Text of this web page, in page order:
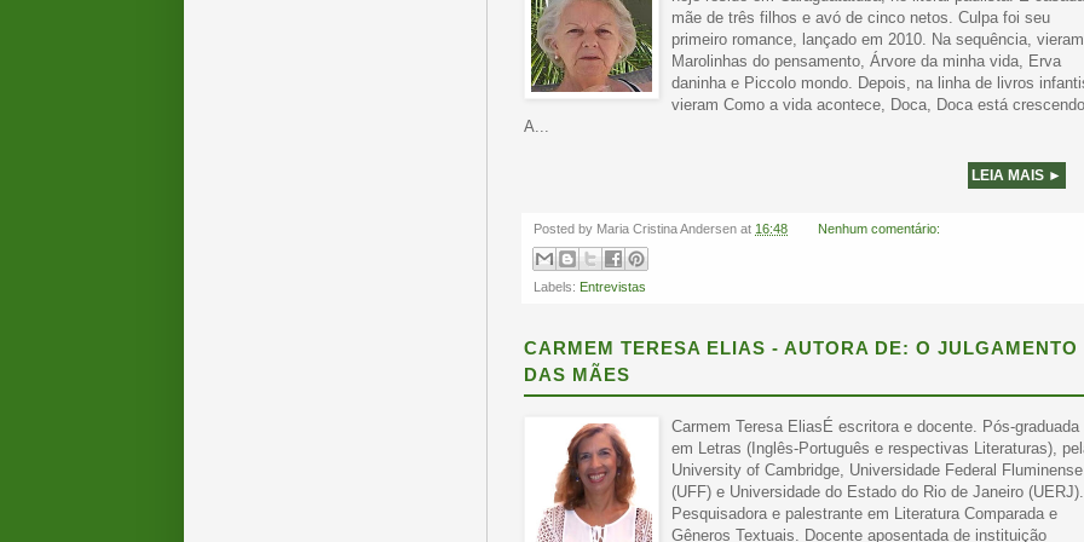
mãe de três filhos e avó de cinco netos. Culpa foi seu
primeiro romance, lançado em 2010. Na sequência, vieram
Marolinhas do pensamento, Árvore da minha vida, Erva
daninha e Piccolo mondo. Depois, na linha de livros
vieram Como a vida acontece, Doca, Doca está
A...
LEIA MAIS ►
Posted by Maria Cristina Andersen at 16:48 Nenhum comentário:
Labels: Entrevistas
CARMEM TERESA ELIAS - AUTORA DE: O JULGAMENTO
DAS MÃES
Carmem Teresa EliasÉ escritora e docente. Pós-graduada
em Letras (Inglês-Português e respectivas Literaturas),
University of Cambridge, Universidade Federal Fluminense
(UFF) e Universidade do Estado do Rio de Janeiro (UERJ).
Pesquisadora e palestrante em Literatura Comparada e
Gêneros Textuais. Docente aposentada de instituição